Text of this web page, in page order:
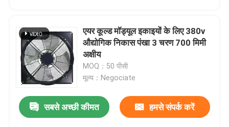
एयर कूल्ड मॉड्यूल इकाइयों के लिए 380v
औद्योगिक निकास पंखा 3 चरण 700 मिमी
अक्षीय
MOQ：50 पीसी
मूल्य：Negociate
सबसे अच्छी कीमत हमसे संपर्क करें